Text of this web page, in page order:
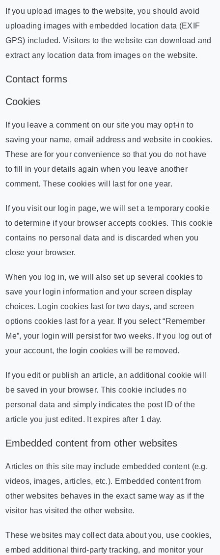
If you upload images to the website, you should avoid
uploading images with embedded location data (EXIF
GPS) included. Visitors to the website can download and
extract any location data from images on the website.
Contact forms
Cookies
If you leave a comment on our site you may opt-in to
saving your name, email address and website in cookies.
These are for your convenience so that you do not have
to fill in your details again when you leave another
comment. These cookies will last for one year.
If you visit our login page, we will set a temporary cookie
to determine if your browser accepts cookies. This cookie
contains no personal data and is discarded when you
close your browser.
When you log in, we will also set up several cookies to
save your login information and your screen display
choices. Login cookies last for two days, and screen
options cookies last for a year. If you select “Remember
Me”, your login will persist for two weeks. If you log out of
your account, the login cookies will be removed.
If you edit or publish an article, an additional cookie will
be saved in your browser. This cookie includes no
personal data and simply indicates the post ID of the
article you just edited. It expires after 1 day.
Embedded content from other websites
Articles on this site may include embedded content (e.g.
videos, images, articles, etc.). Embedded content from
other websites behaves in the exact same way as if the
visitor has visited the other website.
These websites may collect data about you, use cookies,
embed additional third-party tracking, and monitor your